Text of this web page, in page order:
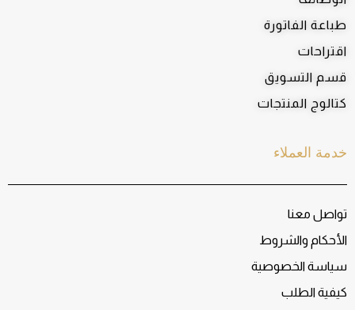
خدمة العملاء
تواصل معنا
الأحكام والشروط
سياسة الخصوصية
كيفية الطلب
طباعة الفاتورة
اقتراحات
قسم التسويق
كتالوج المنتجات